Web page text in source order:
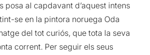
posa al capdavant d’aquest intens
se en la pintora noruega Oda
del tot curiós, que tota la seva
corrent. Per seguir els seus